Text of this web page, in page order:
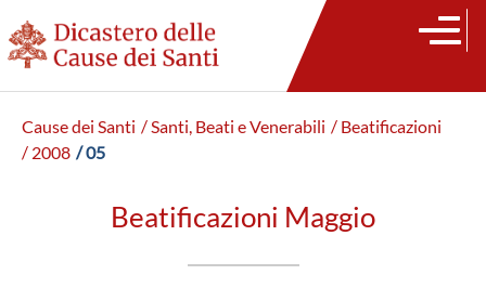
Cause dei Santi / Santi, Beati e Venerabili / Beatificazioni
/ 2008 / 05
Beatificazioni Maggio